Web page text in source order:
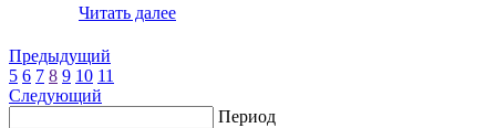
Читать далее
Предыдущий
5 6 7 8 9 10 11
Следующий
Период